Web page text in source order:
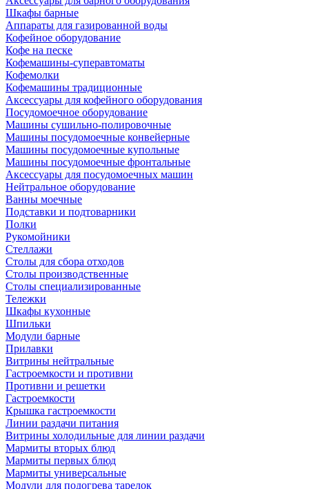
Шкафы барные
Аппараты для газированной воды
Кофейное оборудование
Кофе на песке
Кофемашины-суперавтоматы
Кофемолки
Кофемашины традиционные
Аксессуары для кофейного оборудования
Посудомоечное оборудование
Машины сушильно-полировочные
Машины посудомоечные конвейерные
Машины посудомоечные купольные
Машины посудомоечные фронтальные
Аксессуары для посудомоечных машин
Нейтральное оборудование
Ванны моечные
Подставки и подтоварники
Полки
Рукомойники
Стеллажи
Столы для сбора отходов
Столы производственные
Столы специализированные
Тележки
Шкафы кухонные
Шпильки
Модули барные
Прилавки
Витрины нейтральные
Гастроемкости и противни
Противни и решетки
Гастроемкости
Крышка гастроемкости
Линии раздачи питания
Витрины холодильные для линии раздачи
Мармиты вторых блюд
Мармиты первых блюд
Мармиты универсальные
Модули для подогрева тарелок